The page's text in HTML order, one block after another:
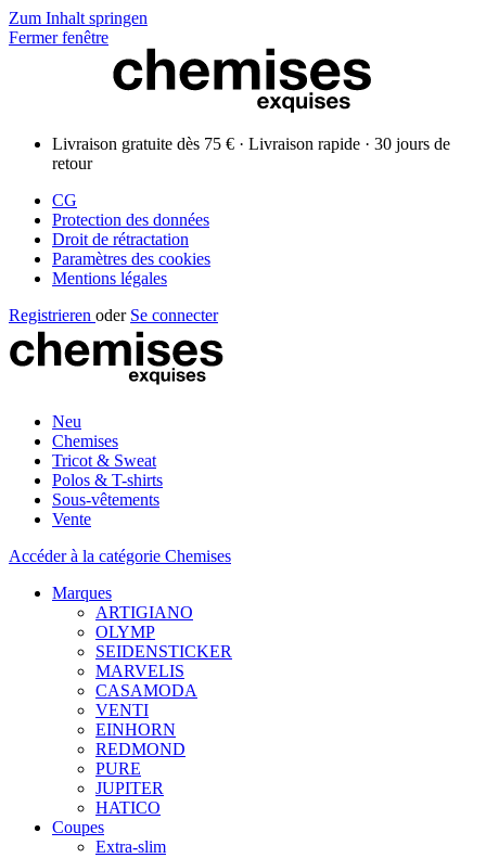
Zum Inhalt springen
Fermer fenêtre
Livraison gratuite dès 75 € · Livraison rapide · 30 jours de
retour
CG
Protection des données
Droit de rétractation
Paramètres des cookies
Mentions légales
Registrieren oder Se connecter
Neu
Chemises
Tricot & Sweat
Polos & T-shirts
Sous-vêtements
Vente
Accéder à la catégorie Chemises
Marques
ARTIGIANO
OLYMP
SEIDENSTICKER
MARVELIS
CASAMODA
VENTI
EINHORN
REDMOND
PURE
JUPITER
HATICO
Coupes
Extra-slim